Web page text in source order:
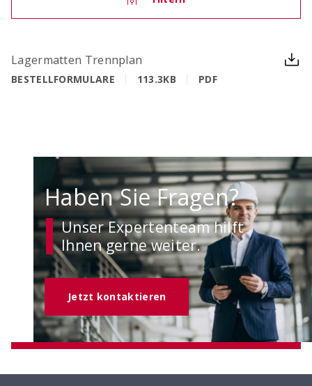
OCIMA – Lebensdauerbemessung
Ziellebensdauer von Stahlbetonbauwerken in der
Planungsphase überprüfen
ACILIST
Bewehrungstechnik-Listen einfach und schnell
erstellen
Lagermatten Trennplan
BESTELLFORMULARE 113.3KB PDF
Haben Sie Fragen?
Unser Expertenteam hilft
Ihnen gerne weiter.
Jetzt kontaktieren